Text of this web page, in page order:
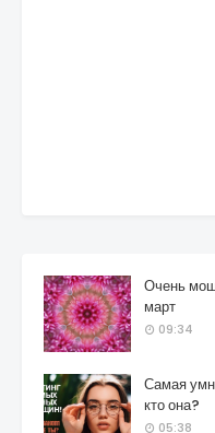
Очень
март
09:34
Самая
кто она?
05:38